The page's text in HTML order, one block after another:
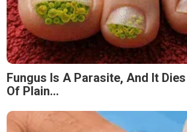
Fungus Is A Parasite, And It
Of Plain...